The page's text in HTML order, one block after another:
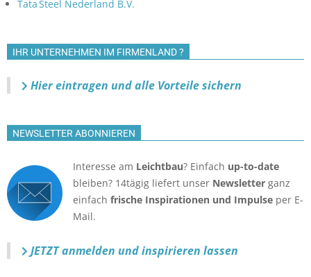
Tata Steel Nederland B.V.
IHR UNTERNEHMEN IM FIRMENLAND ?
Hier eintragen und alle Vorteile sichern
NEWSLETTER ABONNIEREN
Interesse am Leichtbau? Einfach up-to-date
bleiben? 14tägig liefert unser Newsletter ganz
einfach frische Inspirationen und Impulse per E-
Mail.
JETZT anmelden und inspirieren lassen